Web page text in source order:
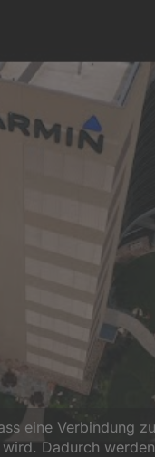
eine Verbindung
Dadurch